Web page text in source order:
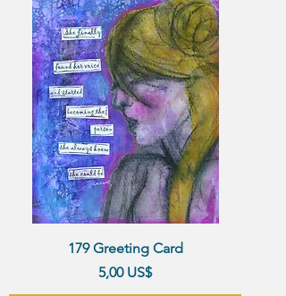
179 Greeting Card
Precio
5,00 US$